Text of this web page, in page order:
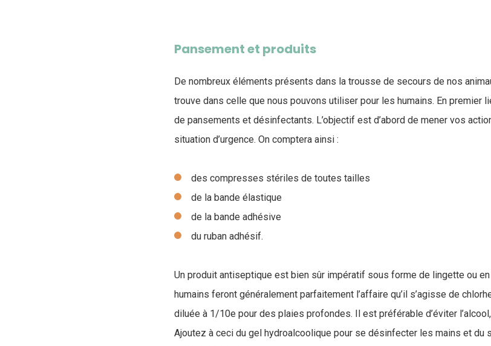
Pansement et produits
De nombreux éléments présents dans la trousse de secours de nos
trouve dans celle que nous pouvons utiliser pour les humains. En premier
de pansements et désinfectants. L’objectif est d’abord de mener vos
situation d’urgence. On comptera ainsi :
des compresses stériles de toutes tailles
de la bande élastique
de la bande adhésive
du ruban adhésif.
Un produit antiseptique est bien sûr impératif sous forme de lingette ou
humains feront généralement parfaitement l’affaire qu’il s’agisse de
diluée à 1/10e pour des plaies profondes. Il est préférable d’éviter
Ajoutez à ceci du gel hydroalcoolique pour se désinfecter les mains et du